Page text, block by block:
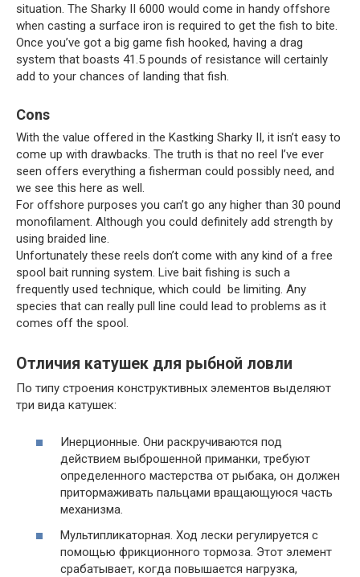
situation. The Sharky II 6000 would come in handy offshore
when casting a surface iron is required to get the fish to bite.
Once you’ve got a big game fish hooked, having a drag
system that boasts 41.5 pounds of resistance will certainly
add to your chances of landing that fish.
Cons
With the value offered in the Kastking Sharky II, it isn’t easy to
come up with drawbacks. The truth is that no reel I’ve ever
seen offers everything a fisherman could possibly need, and
we see this here as well.
For offshore purposes you can’t go any higher than 30 pound
monofilament. Although you could definitely add strength by
using braided line.
Unfortunately these reels don’t come with any kind of a free
spool bait running system. Live bait fishing is such a
frequently used technique, which could be limiting. Any
species that can really pull line could lead to problems as it
comes off the spool.
Отличия катушек для рыбной ловли
По типу строения конструктивных элементов выделяют
три вида катушек:
Инерционные. Они раскручиваются под
действием выброшенной приманки, требуют
определенного мастерства от рыбака, он должен
притормаживать пальцами вращающуюся часть
механизма.
Мультипликаторная. Ход лески регулируется с
помощью фрикционного тормоза. Этот элемент
срабатывает, когда повышается нагрузка,